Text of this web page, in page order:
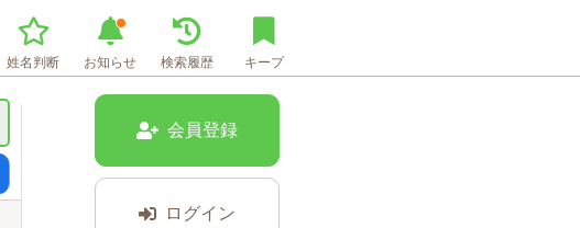
姓名判断 お知らせ 検索履歴 キープ
会員登録
ログイン